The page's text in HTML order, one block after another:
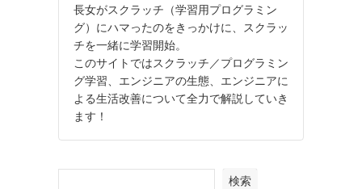
長女がスクラッチ（学習用プログラミン
グ）にハマったのをきっかけに、スクラッ
チを一緒に学習開始。
このサイトではスクラッチ／プログラミン
グ学習、エンジニアの生態、エンジニアに
よる生活改善について全力で解説していき
ます！
検索